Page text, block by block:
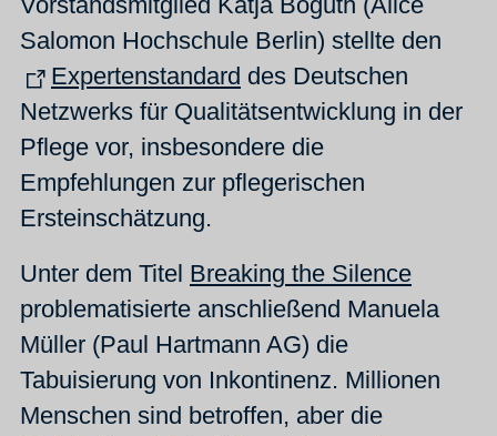
Salomon Hochschule Berlin) stellte den
Expertenstandard des Deutschen
Netzwerks für Qualitätsentwicklung in der
Pflege vor, insbesondere die
Empfehlungen zur pflegerischen
Ersteinschätzung.
Unter dem Titel Breaking the Silence
problematisierte anschließend Manuela
Müller (Paul Hartmann AG) die
Tabuisierung von Inkontinenz. Millionen
Menschen sind betroffen, aber die